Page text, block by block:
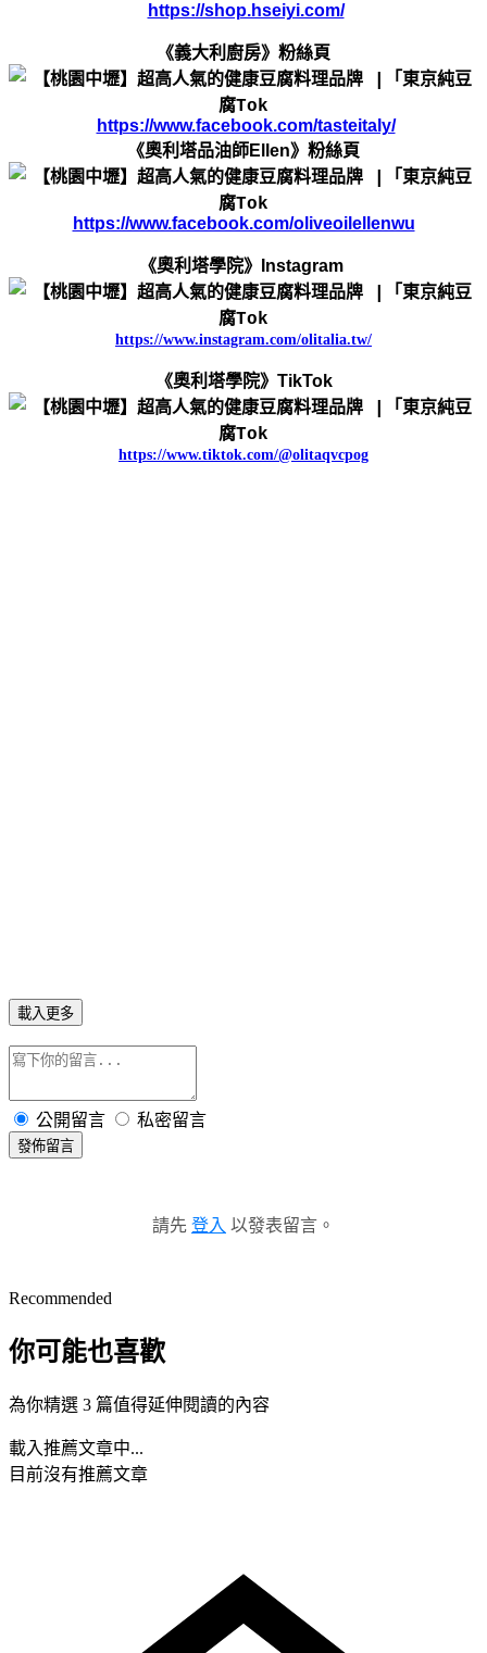
https://shop.hseiyi.com/
《義大利廚房》粉絲頁
https://www.facebook.com/tasteitaly/
《奧利塔品油師Ellen》粉絲頁
https://www.facebook.com/oliveoilellenwu
《奧利塔學院》Instagram
https://www.instagram.com/olitalia.tw/
《奧利塔學院》TikTok
https://www.tiktok.com/@olitaqvcpog
載入更多
公開留言 私密留言
發佈留言
請先 登入 以發表留言。
Recommended
你可能也喜歡
為你精選 3 篇值得延伸閱讀的內容
載入推薦文章中...
目前沒有推薦文章